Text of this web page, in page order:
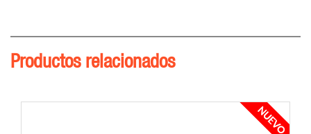
Productos relacionados